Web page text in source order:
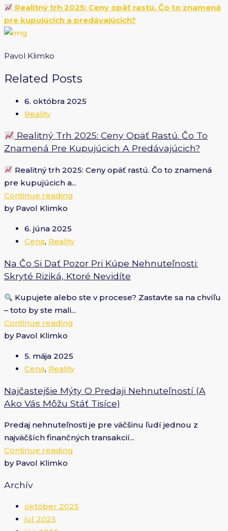
Realitný trh 2025: Ceny opäť rastú. Čo to znamená
pre kupujúcich a predávajúcich?
Pavol Klimko
Related Posts
6. októbra 2025
Reality
Realitný Trh 2025: Ceny Opäť Rastú. Čo To
Znamená Pre Kupujúcich A Predávajúcich?
Realitný trh 2025: Ceny opäť rastú. Čo to znamená
pre kupujúcich a...
Continue reading
by Pavol Klimko
6. júna 2025
Cena, Reality
Na Čo Si Dať Pozor Pri Kúpe Nehnuteľnosti:
Skryté Riziká, Ktoré Nevidíte
Kupujete alebo ste v procese? Zastavte sa na chvíľu
– toto by ste mali...
Continue reading
by Pavol Klimko
5. mája 2025
Cena, Reality
Najčastejšie Mýty O Predaji Nehnuteľností (a
Ako Vás Môžu Stáť Tisíce)
Predaj nehnuteľnosti je pre väčšinu ľudí jednou z
najväčších finančných transakcií...
Continue reading
by Pavol Klimko
Archív
október 2025
júl 2025